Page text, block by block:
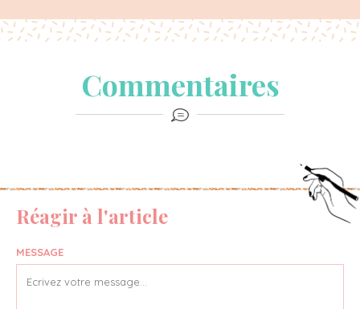
Commentaires
Réagir à l'article
MESSAGE